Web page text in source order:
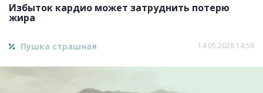
Избыток кардио может затруднить потерю
жира
Пушка страшная 14.05.2026 14:56